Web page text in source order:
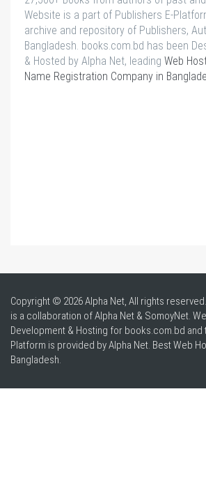
Website is a part of Publishers E-
archive and repository of Publishers,
Bangladesh. books.com.bd has been
& Hosted by Alpha Net, leading Web
Name Registration Company in
Copyright © 2026 Alpha Net, All rights
is a collaboration of Alpha Net & SomoyNet.
Development & Hosting for books.com.bd and
Platform is provided by Alpha Net. BestWeb
Bangladesh.